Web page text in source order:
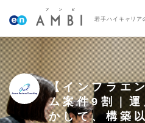
若手ハイキャリア
【インフラエ
ム案件9割｜
かして、構築